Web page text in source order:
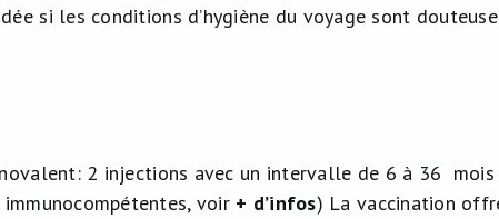
si les conditions d’hygiène du voyage sont
2 injections avec un intervalle de 6 à 36 mois
immunocompétentes, voir + d’infos) La vaccination